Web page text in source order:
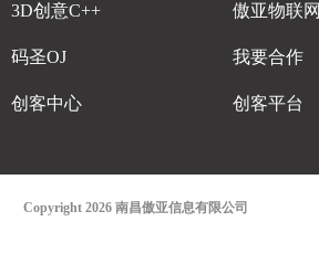
3D创意C++
码圣OJ
创客中心
傲亚物联网
我要合作
创客平台
Copyright 2026 南昌傲亚信息有限公司